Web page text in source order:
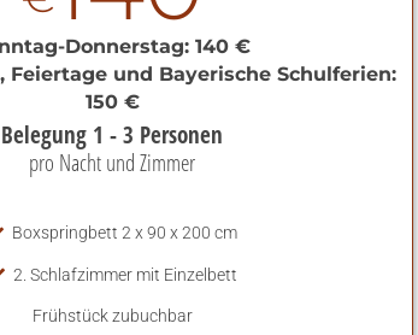
Donnerstag: 140 €
Feiertage und Bayerische Schulferien:
150 €
Belegung 1 - 3 Personen
pro Nacht und Zimmer
Boxspringbett 2 x 90 x 200 cm
2. Schlafzimmer mit Einzelbett
Frühstück zubuchbar